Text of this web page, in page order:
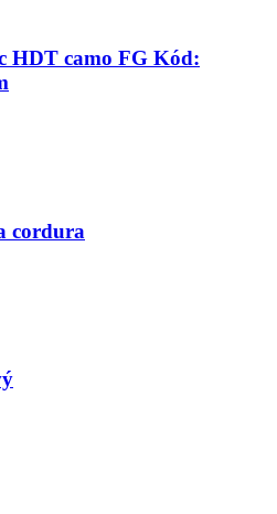
HDT camo FG Kód:
cordura